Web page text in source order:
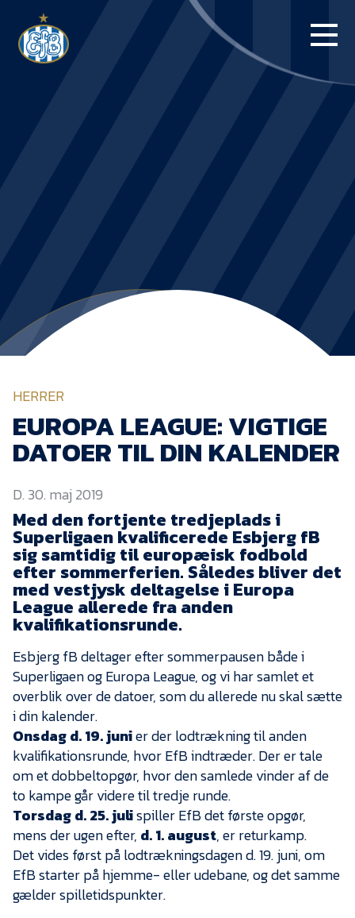
BLUE WATER
NYHEDER
EfB Akademi
Sydvestjysk Fodbold
Samarbejde
Partnere
Blue Water Arena
Aktionærinformation
Kontakt
Job i EfB
HERRER
EUROPA LEAGUE: VIGTIGE
DATOER TIL DIN KALENDER
D. 30. maj 2019
Med den fortjente tredjeplads i
Superligaen kvalificerede Esbjerg fB
sig samtidig til europæisk fodbold
efter sommerferien. Således bliver det
med vestjysk deltagelse i Europa
League allerede fra anden
kvalifikationsrunde.
Esbjerg fB deltager efter sommerpausen både i
Superligaen og Europa League, og vi har samlet et
overblik over de datoer, som du allerede nu skal sætte
i din kalender.
Onsdag d. 19. junier der lodtrækning til anden
kvalifikationsrunde, hvor EfB indtræder. Der er tale
om et dobbeltopgør, hvor den samlede vinder af de
to kampe går videre til tredje runde.
Torsdag d. 25. julispiller EfB det første opgør,
mens der ugen efter, d. 1. august, er returkamp.
Det vides først på lodtrækningsdagen d. 19. juni, om
EfB starter på hjemme- eller udebane, og det samme
gælder spilletidspunkter.